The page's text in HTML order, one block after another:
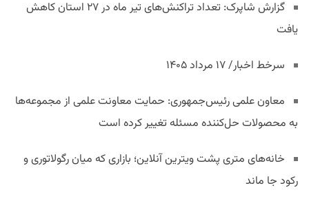
گزارش شاپرک: تعداد تراکنش‌های تیر ماه در ۲۷ استان‌ کاهش
یافت
سرخط اخبار/ ۱۷ مرداد ۱۴۰۵
معاون علمی رئیس‌جمهوری: حمایت معاونت علمی از مجموعه‌ها
به محصولات حل‌کننده مسئله تغییر کرده است
خانه‌های متری پشت ویترین آنلاین؛ بازاری که میان رگولاتوری و
رکود جا ماند